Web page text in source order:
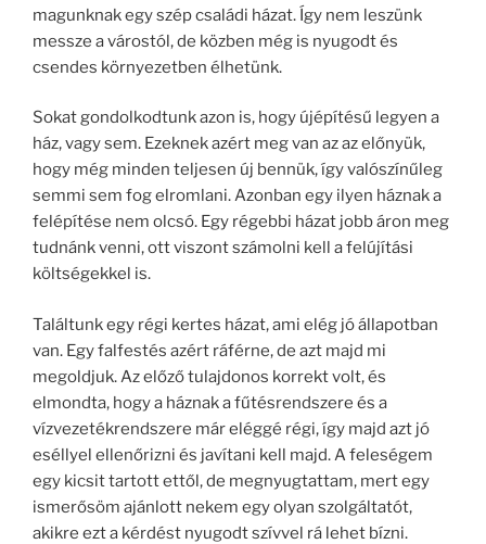
magunknak egy szép családi házat. Így nem leszünk
messze a várostól, de közben még is nyugodt és
csendes környezetben élhetünk.
Sokat gondolkodtunk azon is, hogy újépítésű legyen a
ház, vagy sem. Ezeknek azért meg van az az előnyük,
hogy még minden teljesen új bennük, így valószínűleg
semmi sem fog elromlani. Azonban egy ilyen háznak a
felépítése nem olcsó. Egy régebbi házat jobb áron meg
tudnánk venni, ott viszont számolni kell a felújítási
költségekkel is.
Találtunk egy régi kertes házat, ami elég jó állapotban
van. Egy falfestés azért ráférne, de azt majd mi
megoldjuk. Az előző tulajdonos korrekt volt, és
elmondta, hogy a háznak a fűtésrendszere és a
vízvezetékrendszere már eléggé régi, így majd azt jó
eséllyel ellenőrizni és javítani kell majd. A feleségem
egy kicsit tartott ettől, de megnyugtattam, mert egy
ismerősöm ajánlott nekem egy olyan szolgáltatót,
akikre ezt a kérdést nyugodt szívvel rá lehet bízni.